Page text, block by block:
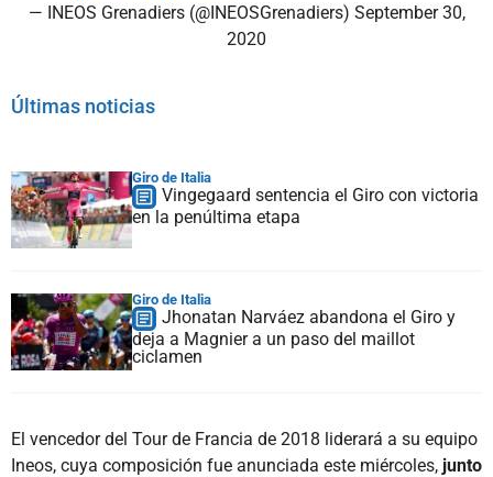
— INEOS Grenadiers (@INEOSGrenadiers) September 30,
2020
Últimas noticias
Giro de Italia
Vingegaard sentencia el Giro con victoria
en la penúltima etapa
Giro de Italia
Jhonatan Narváez abandona el Giro y
deja a Magnier a un paso del maillot
ciclamen
El vencedor del Tour de Francia de 2018 liderará a su equipo
Ineos, cuya composición fue anunciada este miércoles, junto